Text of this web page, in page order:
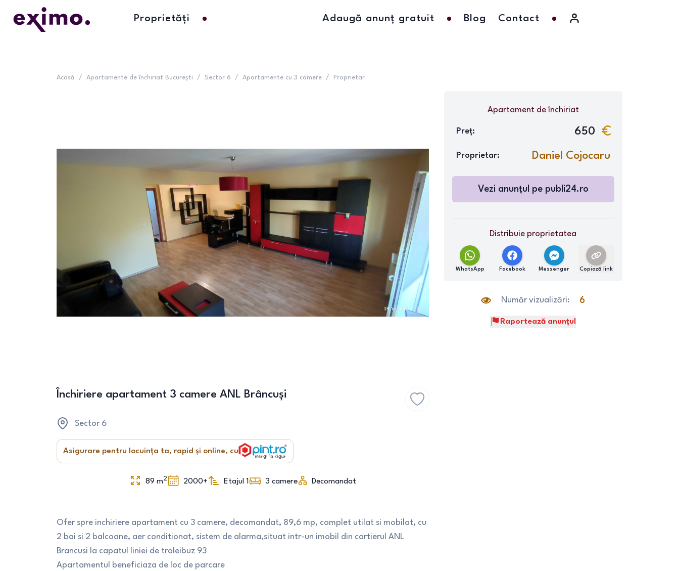
Proprietăți Adaugă anunț gratuit Blog Contact
Acasă / Apartamente de închiriat București / Sector 6 / Apartamente cu 3 camere / Proprietar
Închiriere apartament 3 camere ANL Brâncuși
Sector 6
Asigurare pentru locuința ta, rapid și online, cu
89 m2 2000+ Etajul 1 3 camere Decomandat
Ofer spre inchiriere apartament cu 3 camere, decomandat, 89,6 mp, complet utilat si mobilat, cu
2 bai si 2 balcoane, aer conditionat, sistem de alarma,situat intr-un imobil din cartierul ANL
Brancusi la capatul liniei de troleibuz 93
Apartamentul beneficiaza de loc de parcare
Apartamentde închiriat
Preț: 650
Proprietar: Daniel Cojocaru
Vezi anunțul pe publi24.ro
Distribuie proprietatea
WhatsApp Facebook Messenger Copiază link
Număr vizualizări: 6
Raportează anunțul